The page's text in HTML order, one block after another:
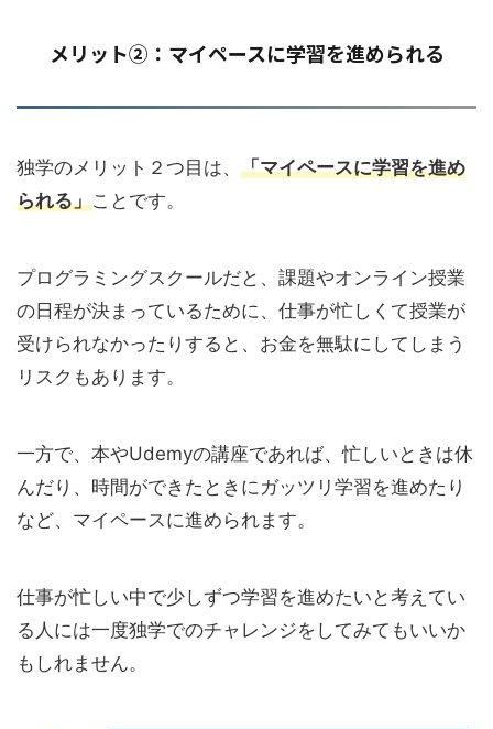
メリット②：マイペースに学習を進められる
独学のメリット２つ目は、 「マイペースに学習を進め
られる」ことです。
プログラミングスクールだと、課題やオンライン授業
の日程が決まっているために、仕事が忙しくて授業が
受けられなかったりすると、お金を無駄にしてしまう
リスクもあります。
一方で、本やUdemyの講座であれば、忙しいときは休
んだり、時間ができたときにガッツリ学習を進めたり
など、マイペースに進められます。
仕事が忙しい中で少しずつ学習を進めたいと考えてい
る人には一度独学でのチャレンジをしてみてもいいか
もしれません。